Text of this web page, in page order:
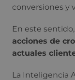
conversiones y
En este
acciones de
actuales
La Inteligencia